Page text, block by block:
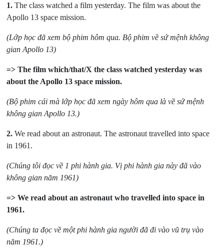
1. The class watched a film yesterday. The film was about the
Apollo 13 space mission.
(Lớp học đã xem bộ phim hôm qua. Bộ phim về sứ mệnh không
gian Apollo 13)
=> The film which/that/X the class watched yesterday was
about the Apollo 13 space mission.
(Bộ phim cái mà lớp học đã xem ngày hôm qua là về sứ mệnh
không gian Apollo 13.)
2. We read about an astronaut. The astronaut travelled into space
in 1961.
(Chúng tôi đọc về 1 phi hành gia. Vị phi hành gia này đã vào
không gian năm 1961)
=> We read about an astronaut who travelled into space in
1961.
(Chúng ta đọc về một phi hành gia người đã đi vào vũ trụ vào
năm 1961.)